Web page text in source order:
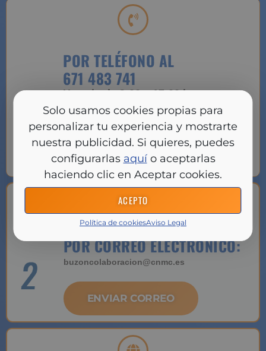
Solo usamos cookies propias para
personalizar tu experiencia y mostrarte
nuestra publicidad. Si quieres, puedes
configurarlas aquío aceptarlas
haciendo clic en Aceptar cookies.
ACEPTO
Política de cookiesAviso Legal
POR TELÉFONO AL
671 483 741
Horario de 9:00 a 17:00 horas.
Si se añade elprefijo #31#, la llamada
será con número oculto.
LLAMAR AHORA
POR CORREO ELECTRÓNICO:
buzoncolaboracion@cnmc.es
ENVIAR CORREO